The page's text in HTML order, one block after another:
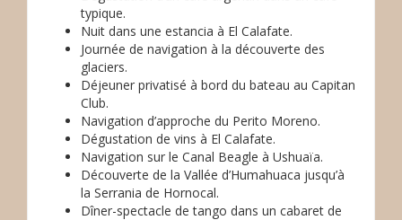
typique.
Nuit dans une estancia à El Calafate.
Journée de navigation à la découverte des
glaciers.
Déjeuner privatisé à bord du bateau au Capitan
Club.
Navigation d’approche du Perito Moreno.
Dégustation de vins à El Calafate.
Navigation sur le Canal Beagle à Ushuaïa.
Découverte de la Vallée d’Humahuaca jusqu’à
la Serrania de Hornocal.
Dîner-spectacle de tango dans un cabaret de